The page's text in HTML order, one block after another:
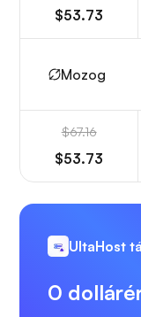
$53.73
Mozog
$67.16
$53.73
UltaHost
0